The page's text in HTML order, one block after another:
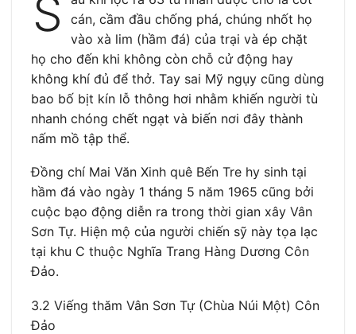
S
cán, cầm đầu chống phá, chúng nhốt họ
vào xà lim (hầm đá) của trại và ép chặt
họ cho đến khi không còn chỗ cử động hay
không khí đủ để thở. Tay sai Mỹ ngụy cũng dùng
bao bố bịt kín lỗ thông hơi nhằm khiến người tù
nhanh chóng chết ngạt và biến nơi đây thành
nấm mồ tập thể.
Đồng chí Mai Văn Xinh quê Bến Tre hy sinh tại
hầm đá vào ngày 1 tháng 5 năm 1965 cũng bởi
cuộc bạo động diễn ra trong thời gian xây Vân
Sơn Tự. Hiện mộ của người chiến sỹ này tọa lạc
tại khu C thuộc Nghĩa Trang Hàng Dương Côn
Đảo.
3.2 Viếng thăm Vân Sơn Tự (Chùa Núi Một) Côn
Đảo